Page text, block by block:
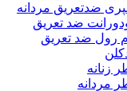
ضدتعریق مردانه
ضد تعریق
رول ضد تعریق
زنانه
مردانه